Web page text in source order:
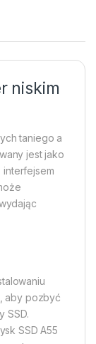
niskim
taniego a
jest jako
interfejsem
aby pozbyć
SSD.
SSD A55